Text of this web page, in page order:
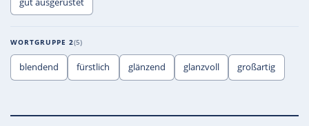
WORTGRUPPE 2 5
blendend fürstlich glänzend glanzvoll großartig